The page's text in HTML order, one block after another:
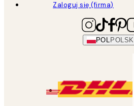
Zaloguj się (firma)
POL POLSKI